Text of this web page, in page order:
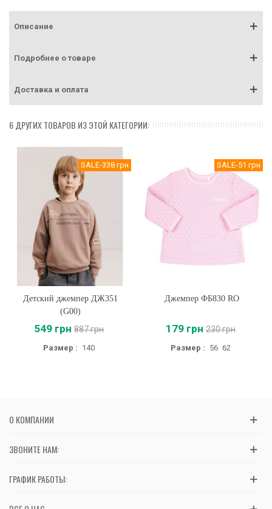
Описание
Подробнее о товаре
Доставка и оплата
6 ДРУГИХ ТОВАРОВ ИЗ ЭТОЙ КАТЕГОРИИ:
SALE-338 грн
Детский джемпер ДЖ351
(G00)
549 грн 887 грн
Размер : 140
SALE-51 грн
Джемпер ФБ830 RO
179 грн 230 грн
Размер : 56 62
О КОМПАНИИ
ЗВОНИТЕ НАМ:
ГРАФИК РАБОТЫ: